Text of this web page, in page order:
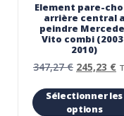
Element pare-
arrière central a
peindre
Vito combi
2010)
347,27€ 245,23 €
Sélectionner les
options